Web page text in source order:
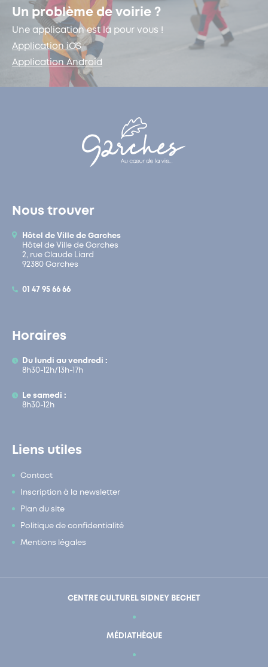
Un problème de voirie ?
Une application est là pour vous !
Application iOS
Application Android
Nous trouver
Hôtel de Ville de Garches
Hôtel de Ville de Garches
2, rue Claude Liard
92380 Garches
01 47 95 66 66
Horaires
Du lundi au vendredi :
8h30-12h/13h-17h
Le samedi :
8h30-12h
Liens utiles
Contact
Inscription à la newsletter
Plan du site
Politique de confidentialité
Mentions légales
CENTRE CULTUREL SIDNEY BECHET
MÉDIATHÈQUE